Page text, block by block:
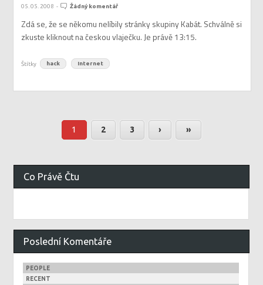
05. 05. 2008 - Žádný komentář
Zdá se, že se někomu nelíbily stránky skupiny Kabát. Schválně si
zkuste kliknout na českou vlaječku. Je právě 13:15.
Štítky hack Internet
1 2 3 › »
Co Právě Čtu
Poslední Komentáře
PEOPLE
RECENT